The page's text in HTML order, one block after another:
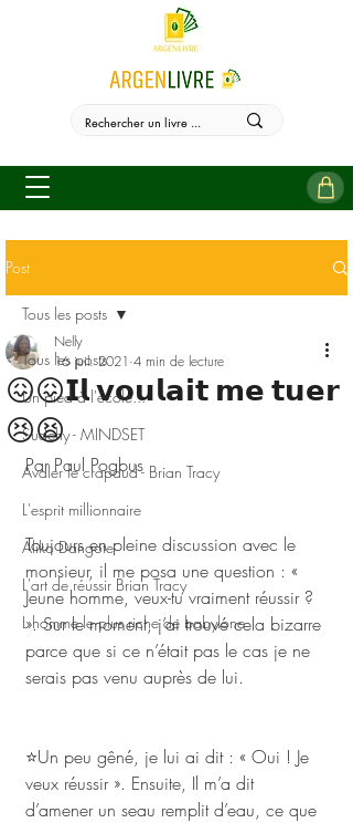
Post
Tous les posts
Un pied à l'école...
Sudehy - MINDSET
Avaler le crapaud - Brian Tracy
L'esprit millionnaire
Aliko Dangote
L'art de réussir Brian Tracy
L homme le plus riche de babylone
Tous les posts
😖😖𝗜𝗹 𝘃𝗼𝘂𝗹𝗮𝗶𝘁 𝗺𝗲 𝘁𝘂𝗲𝗿
😣😫
Nelly
16 juil. 2021 4 min de lecture
Par Paul Pogbus
Toujours en pleine discussion avec le
monsieur, il me posa une question : «
Jeune homme, veux-tu vraiment réussir ?
». Sur le moment, j’ai trouvé cela bizarre
parce que si ce n’était pas le cas je ne
serais pas venu auprès de lui.
⭐Un peu gêné, je lui ai dit : « Oui ! Je
veux réussir ». Ensuite, Il m’a dit
d’amener un seau remplit d’eau, ce que